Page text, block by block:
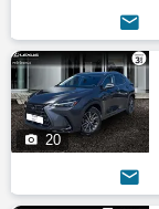

 20
